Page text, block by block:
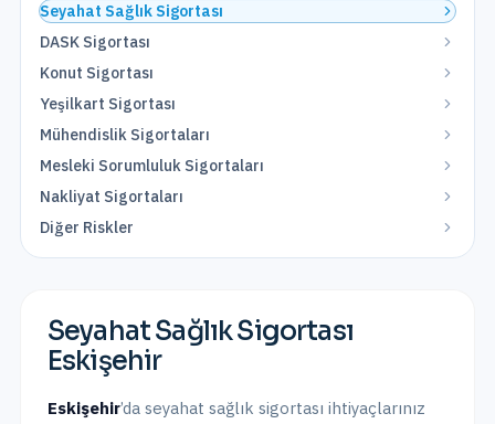
Seyahat Sağlık Sigortası
DASK Sigortası
Konut Sigortası
Yeşilkart Sigortası
Mühendislik Sigortaları
Mesleki Sorumluluk Sigortaları
Nakliyat Sigortaları
Diğer Riskler
Seyahat Sağlık Sigortası
Eskişehir
Eskişehir’da seyahat sağlık sigortası ihtiyaçlarınız